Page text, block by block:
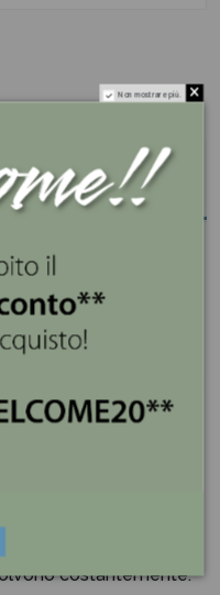
cilindrica con
complemento
il salotto.
del regalo e della
delle linee esclusive in
combinazioni
tanto tecnico quanto
una curiosità
grado di adattarsi alle
davanti.
modo emozionano,
costantemente.
Non mostrare più.